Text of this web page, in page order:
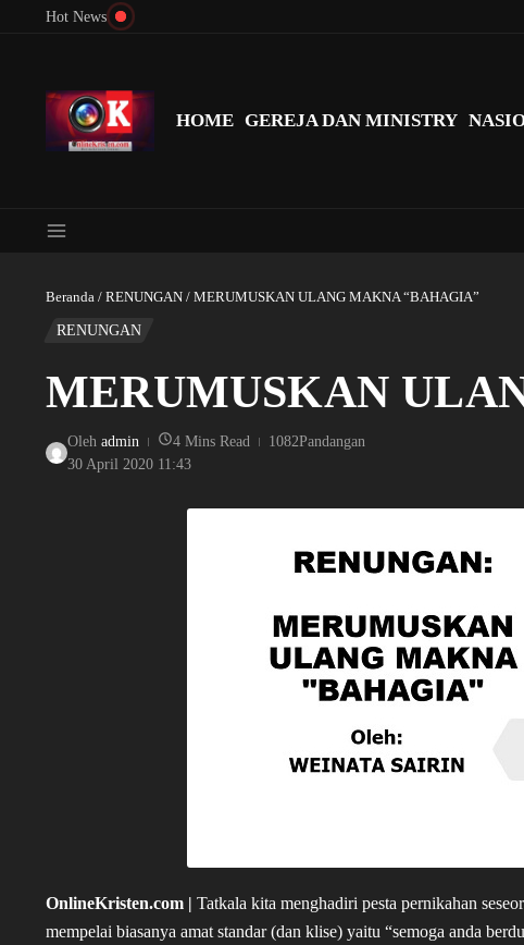
Lewati ke konten
Hot News
HOME GEREJA DAN MINISTRY
Beranda / RENUNGAN / MERUMUSKAN ULANG MAKNA “BAHAGIA”
RENUNGAN
MERUMUSKAN
Oleh admin 4 Mins Read
1082Pandangan
30 April 2020 11:43
OnlineKristen.com | Tatkala kita menghadiri pesta pernikahan
mempelai biasanya amat standar (dan klise) yaitu “semoga anda